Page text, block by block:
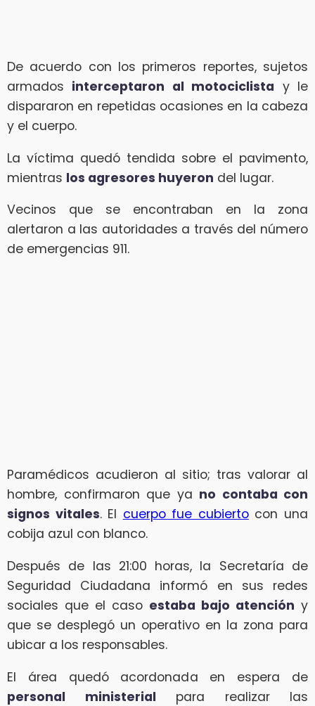
De acuerdo con los primeros reportes, sujetos
armados interceptaron al motociclista y le
dispararon en repetidas ocasiones en la cabeza
y el cuerpo.
La víctima quedó tendida sobre el pavimento,
mientras los agresores huyeron del lugar.
Vecinos que se encontraban en la zona
alertaron a las autoridades a través del número
de emergencias 911.
Paramédicos acudieron al sitio; tras valorar al
hombre, confirmaron que ya no contaba con
signos vitales. El cuerpo fue cubiertocon una
cobija azul con blanco.
Después de las 21:00 horas, la Secretaría de
Seguridad Ciudadana informó en sus redes
sociales que el caso estaba bajo atención y
que se desplegó un operativo en la zona para
ubicar a los responsables.
El área quedó acordonada en espera de
personal ministerial para realizar las